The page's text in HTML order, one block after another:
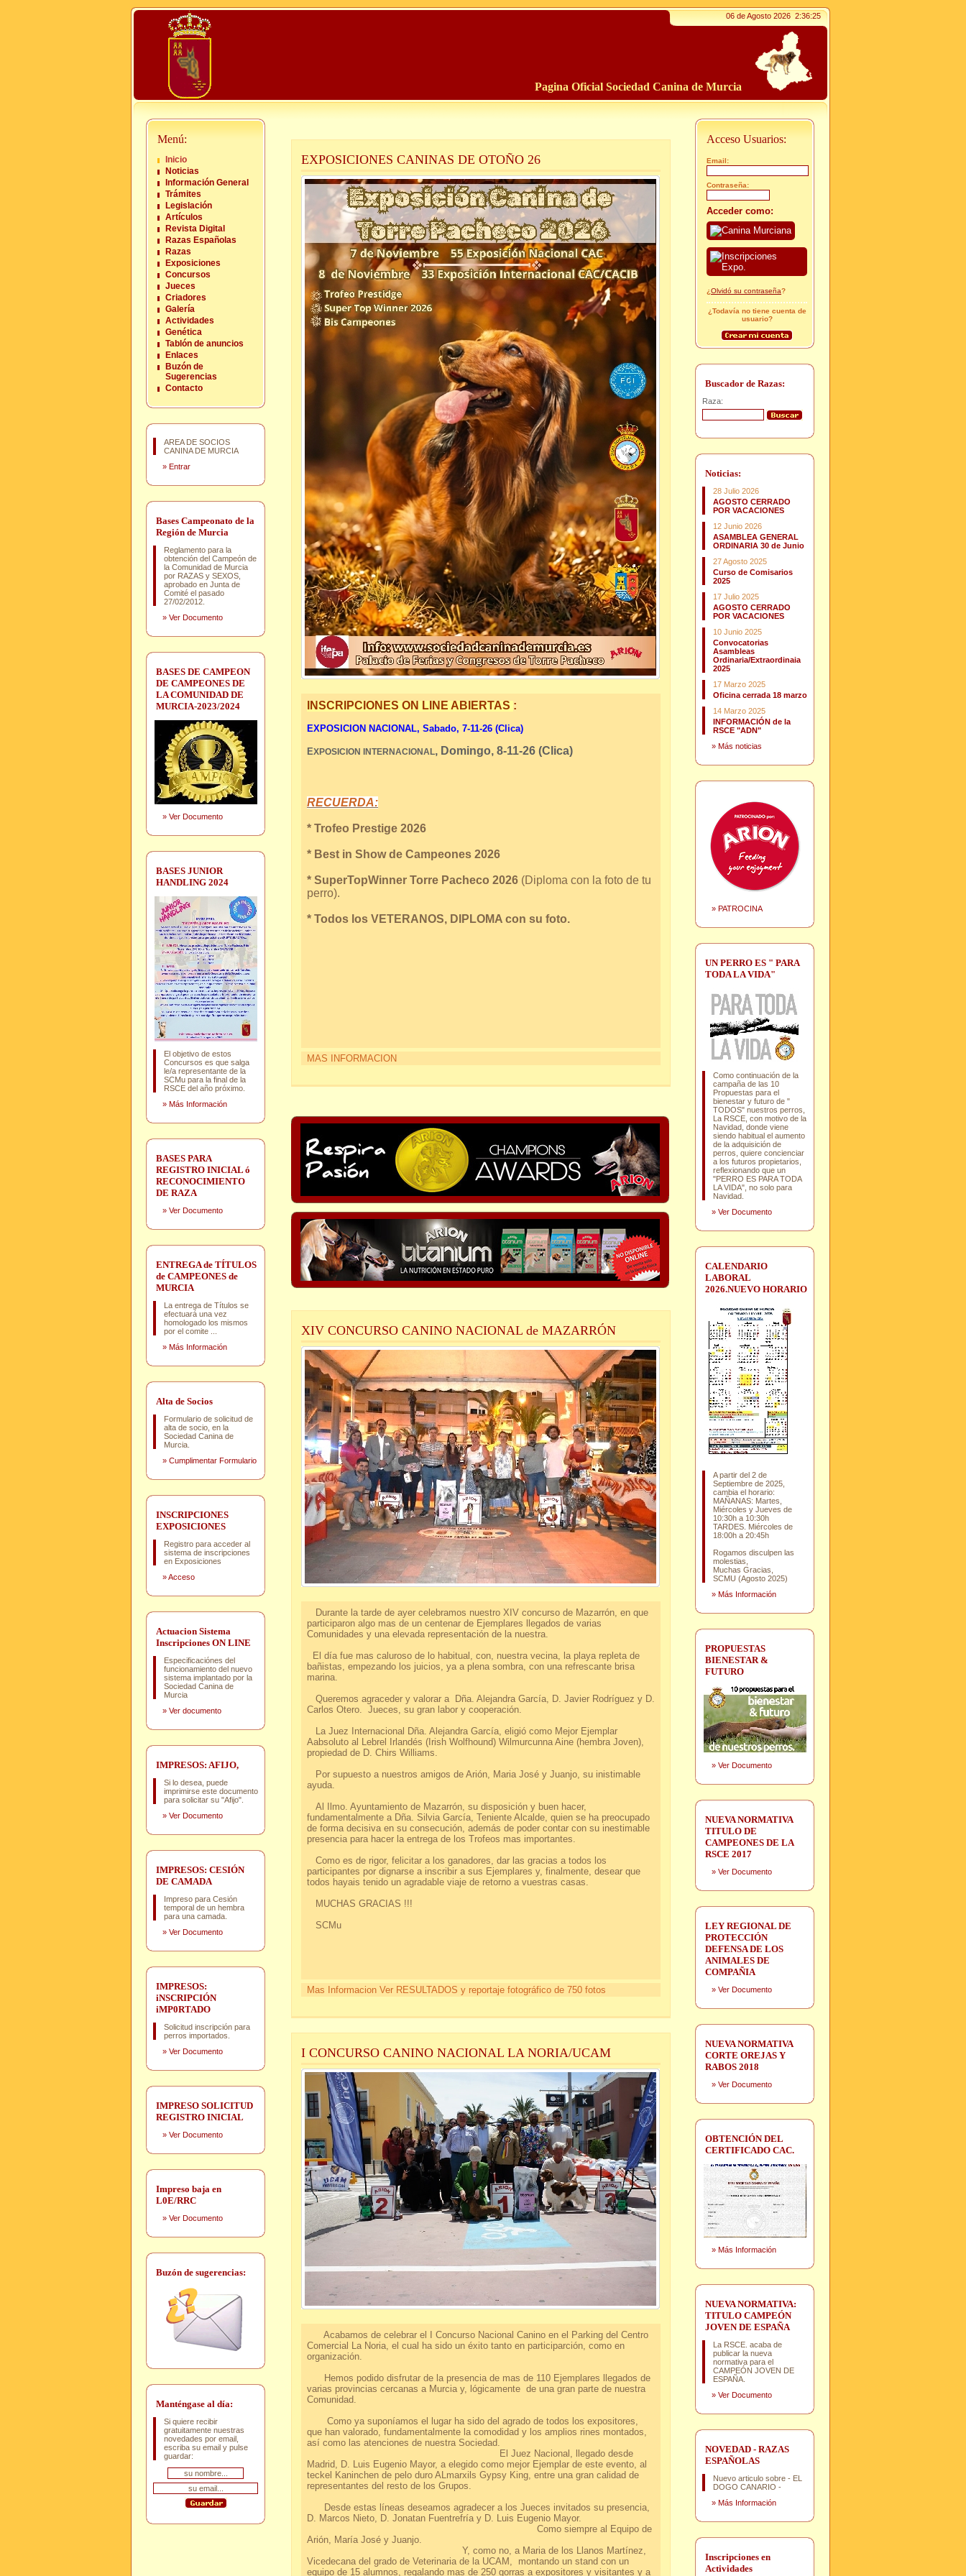
06 de Agosto 2026 2:36:27
Pagina Oficial Sociedad Canina de Murcia
Menú:
Inicio
Noticias
Información General
Trámites
Legislación
Artículos
Revista Digital
Razas Españolas
Razas
Exposiciones
Concursos
Jueces
Criadores
Galería
Actividades
Genética
Tablón de anuncios
Enlaces
Buzón de
Sugerencias
Contacto
AREA DE SOCIOS
CANINA DE MURCIA
» Entrar
Bases Campeonato de la
Región de Murcia
Reglamento para la
obtención del Campeón de
la Comunidad de Murcia
por RAZAS y SEXOS,
aprobado en Junta de
Comité el pasado
27/02/2012.
» Ver Documento
BASES DE CAMPEON
DE CAMPEONES DE
LA COMUNIDAD DE
MURCIA-2023/2024
» Ver Documento
BASES JUNIOR
HANDLING 2024
El objetivo de estos
Concursos es que salga
le/a representante de la
SCMu para la final de la
RSCE del año próximo.
» Más Información
BASES PARA
REGISTRO INICIAL ó
RECONOCIMIENTO
DE RAZA
» Ver Documento
ENTREGA de TÍTULOS
de CAMPEONES de
MURCIA
La entrega de Títulos se
efectuará una vez
homologado los mismos
por el comite ...
» Más Información
Alta de Socios
Formulario de solicitud de
alta de socio, en la
Sociedad Canina de
Murcia.
» Cumplimentar Formulario
INSCRIPCIONES
EXPOSICIONES
Registro para acceder al
sistema de inscripciones
en Exposiciones
»Acceso
Actuacion Sistema
Inscripciones ON LINE
Especificaciónes del
funcionamiento del nuevo
sistema implantado por la
Sociedad Canina de
Murcia
» Ver documento
IMPRESOS: AFIJO,
Si lo desea, puede
imprimirse este documento
para solicitar su "Afijo".
» Ver Documento
IMPRESOS: CESIÓN
DE CAMADA
Impreso para Cesión
temporal de un hembra
para una camada.
» Ver Documento
IMPRESOS:
iNSCRIPCIÓN
iMP0RTADO
Solicitud inscripción para
perros importados.
» Ver Documento
IMPRESO SOLICITUD
REGISTRO INICIAL
» Ver Documento
Impreso baja en
L0E/RRC
» Ver Documento
Buzón de sugerencias:
Manténgase al día:
Si quiere recibir
gratuitamente nuestras
novedades por email,
escriba su email y pulse
guardar:
EXPOSICIONES CANINAS DE OTOÑO 26
INSCRIPCIONES ON LINE ABIERTAS :
EXPOSICION NACIONAL, Sabado, 7-11-26 (Clica)
EXPOSICION INTERNACIONAL, Domingo, 8-11-26 (Clica)
RECUERDA:
* Trofeo Prestige 2026
* Best in Show de Campeones 2026
* SuperTopWinner Torre Pacheco 2026 (Diploma con la foto de tu
perro).
* Todos los VETERANOS, DIPLOMA con su foto.
MAS INFORMACION
XIV CONCURSO CANINO NACIONAL de MAZARRÓN
Durante la tarde de ayer celebramos nuestro XIV concurso de Mazarrón, en que
participaron algo mas de un centenar de Ejemplares llegados de varias
Comunidades y una elevada representación de la nuestra.
El día fue mas caluroso de lo habitual, con, nuestra vecina, la playa repleta de
bañistas, empezando los juicios, ya a plena sombra, con una refrescante brisa
marina.
Queremos agraceder y valorar a Dña. Alejandra García, D. Javier Rodríguez y D.
Carlos Otero. Jueces, su gran labor y cooperación.
La Juez Internacional Dña. Alejandra García, eligió como Mejor Ejemplar
Aabsoluto al Lebrel Irlandés (Irish Wolfhound) Wilmurcunna Aine (hembra Joven),
propiedad de D. Chirs Williams.
Por supuesto a nuestros amigos de Arión, Maria José y Juanjo, su inistimable
ayuda.
Al Ilmo. Ayuntamiento de Mazarrón, su disposición y buen hacer,
fundamentalmente a Dña. Silvia García, Teniente Alcalde, quien se ha preocupado
de forma decisiva en su consecución, además de poder contar con su inestimable
presencia para hacer la entrega de los Trofeos mas importantes.
Como es de rigor, felicitar a los ganadores, dar las gracias a todos los
participantes por dignarse a inscribir a sus Ejemplares y, finalmente, desear que
todos hayais tenido un agradable viaje de retorno a vuestras casas.
MUCHAS GRACIAS !!!
SCMu
Mas Informacion Ver RESULTADOS y reportaje fotográfico de 750 fotos
I CONCURSO CANINO NACIONAL LA NORIA/UCAM
Acabamos de celebrar el I Concurso Nacional Canino en el Parking del Centro
Comercial La Noria, el cual ha sido un éxito tanto en participarción, como en
organización.
Hemos podido disfrutar de la presencia de mas de 110 Ejemplares llegados de
varias provincias cercanas a Murcia y, lógicamente de una gran parte de nuestra
Comunidad.
Como ya suponíamos el lugar ha sido del agrado de todos los expositores,
que han valorado, fundamentalmente la comodidad y los amplios rines montados,
así como las atenciones de nuestra Sociedad.
El Juez Nacional, llegado desde
Madrid, D. Luis Eugenio Mayor, a elegido como mejor Ejemplar de este evento, al
teckel Kaninchen de pelo duro ALmarxils Gypsy King, entre una gran calidad de
representantes del resto de los Grupos.
Desde estas líneas deseamos agradecer a los Jueces invitados su presencia,
D. Marcos Nieto, D. Jonatan Fuentrefría y D. Luis Eugenio Mayor.
Como siempre al Equipo de
Arión, María José y Juanjo.
Y, como no, a Maria de los Llanos Martínez,
Vicedecana del grado de Veterinaria de la UCAM, montando un stand con un
equipo de 15 alumnos, regalando mas de 250 gorras a expositores y visitantes y a
Acceso Usuarios:
Email:
Contraseña:
Acceder como:
¿Olvidó su contraseña?
¿Todavía no tiene cuenta de
usuario?
Buscador de Razas:
Raza:
Noticias:
28 Julio 2026
AGOSTO CERRADO
POR VACACIONES
12 Junio 2026
ASAMBLEA GENERAL
ORDINARIA 30 de Junio
27 Agosto 2025
Curso de Comisarios
2025
17 Julio 2025
AGOSTO CERRADO
POR VACACIONES
10 Junio 2025
Convocatorias
Asambleas
Ordinaria/Extraordinaia
2025
17 Marzo 2025
Oficina cerrada 18 marzo
14 Marzo 2025
INFORMACIÓN de la
RSCE "ADN"
» Más noticias
» PATROCINA
UN PERRO ES " PARA
TODA LA VIDA"
Como continuación de la
campaña de las 10
Propuestas para el
bienestar y futuro de "
TODOS" nuestros perros,
La RSCE, con motivo de la
Navidad, donde viene
siendo habitual el aumento
de la adquisición de
perros, quiere concienciar
a los futuros propietarios,
reflexionando que un
"PERRO ES PARA TODA
LA VIDA", no solo para
Navidad.
» Ver Documento
CALENDARIO
LABORAL
2026.NUEVO HORARIO
A partir del 2 de
Septiembre de 2025,
cambia el horario:
MAÑANAS: Martes,
Miércoles y Jueves de
10:30h a 10:30h
TARDES. Miércoles de
18:00h a 20:45h
Rogamos disculpen las
molestias,
Muchas Gracias,
SCMU (Agosto 2025)
» Más Información
PROPUESTAS
BIENESTAR &
FUTURO
» Ver Documento
NUEVA NORMATIVA
TITULO DE
CAMPEONES DE LA
RSCE 2017
» Ver Documento
LEY REGIONAL DE
PROTECCIÓN
DEFENSA DE LOS
ANIMALES DE
COMPAÑIA
» Ver Documento
NUEVA NORMATIVA
CORTE OREJAS Y
RABOS 2018
» Ver Documento
OBTENCIÓN DEL
CERTIFICADO CAC.
» Más Información
NUEVA NORMATIVA:
TITULO CAMPEÓN
JOVEN DE ESPAÑA
La RSCE. acaba de
publicar la nueva
normativa para el
CAMPEÓN JOVEN DE
ESPAÑA.
» Ver Documento
NOVEDAD - RAZAS
ESPAÑOLAS
Nuevo articulo sobre - EL
DOGO CANARIO -
» Más Información
Inscripciones en
Actividades